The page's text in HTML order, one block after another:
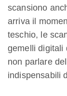
scansiono
arriva il
teschio, le
gemelli digitali
non parlare
indispensabili